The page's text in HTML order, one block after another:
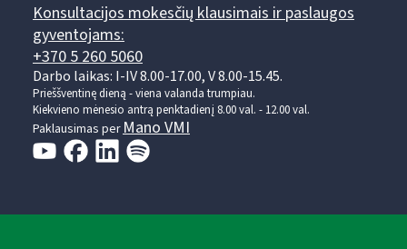
Konsultacijos mokesčių klausimais ir paslaugos
gyventojams:
+370 5 260 5060
Darbo laikas: I-IV 8.00-17.00, V 8.00-15.45.
Prieššventinę dieną - viena valanda trumpiau.
Kiekvieno mėnesio antrą penktadienį 8.00 val. - 12.00 val.
Paklausimas per Mano VMI